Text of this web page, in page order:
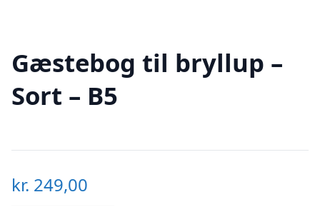
Gæstebog til bryllup –
Sort – B5
kr. 249,00